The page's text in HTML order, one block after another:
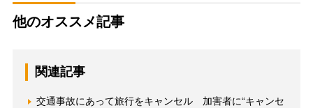
他のオススメ記事
関連記事
交通事故にあって旅行をキャンセル 加害者に“キャンセ